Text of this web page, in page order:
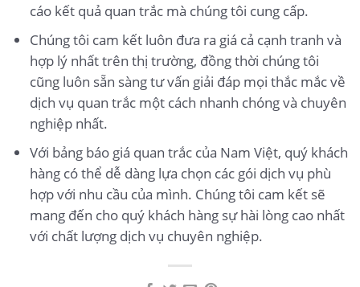
cáo kết quả quan trắc mà chúng tôi cung cấp.
Chúng tôi cam kết luôn đưa ra giá cả cạnh tranh và
hợp lý nhất trên thị trường, đồng thời chúng tôi
cũng luôn sẵn sàng tư vấn giải đáp mọi thắc mắc về
dịch vụ quan trắc một cách nhanh chóng và chuyên
nghiệp nhất.
Với bảng báo giá quan trắc của Nam Việt, quý khách
hàng có thể dễ dàng lựa chọn các gói dịch vụ phù
hợp với nhu cầu của mình. Chúng tôi cam kết sẽ
mang đến cho quý khách hàng sự hài lòng cao nhất
với chất lượng dịch vụ chuyên nghiệp.